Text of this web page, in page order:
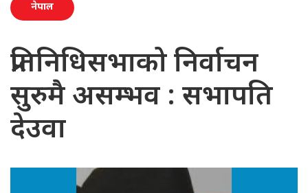
नेपाल
प्रतिनिधिसभाको निर्वाचन
सुरुमै असम्भव : सभापति
देउवा